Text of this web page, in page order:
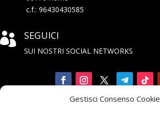
Gestisci Consenso Cookie
c.f.: 96430430585
 SEGUICI
SUI NOSTRI SOCIAL NETWORKS